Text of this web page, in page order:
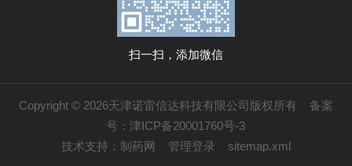
扫一扫，添加微信
Copyright © 2026天津诺雷信达科技有限公司版权所有 备案
号：津ICP备20001760号-3
技术支持： 制药网 管理登录 sitemap.xml